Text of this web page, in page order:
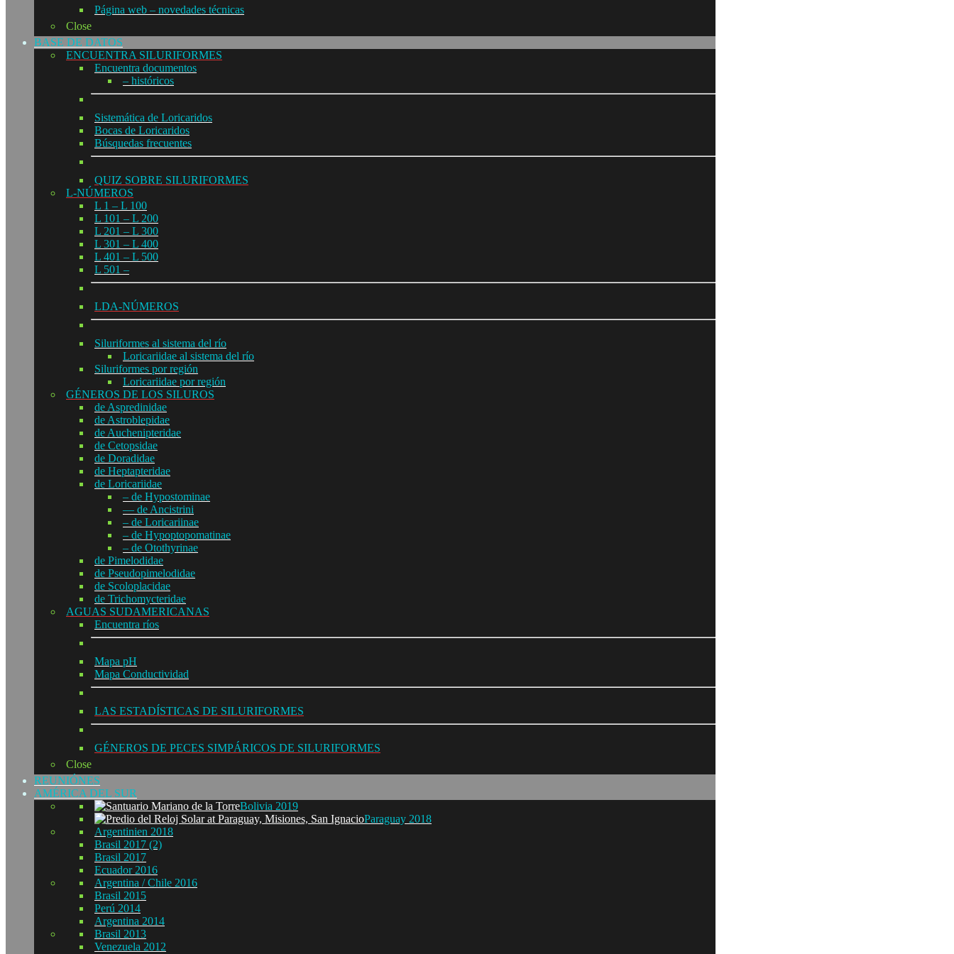
Página web – novedades técnicas
Close
BASE DE DATOS
ENCUENTRA SILURIFORMES
Encuentra documentos
– históricos
Sistemática de Loricaridos
Bocas de Loricaridos
Búsquedas frecuentes
QUIZ SOBRE SILURIFORMES
L-NÚMEROS
L 1 – L 100
L 101 – L 200
L 201 – L 300
L 301 – L 400
L 401 – L 500
L 501 –
LDA-NÚMEROS
Siluriformes al sistema del río
Loricariidae al sistema del río
Siluriformes por región
Loricariidae por región
GÉNEROS DE LOS SILUROS
de Aspredinidae
de Astroblepidae
de Auchenipteridae
de Cetopsidae
de Doradidae
de Heptapteridae
de Loricariidae
– de Hypostominae
— de Ancistrini
– de Loricariinae
– de Hypoptopomatinae
– de Otothyrinae
de Pimelodidae
de Pseudopimelodidae
de Scoloplacidae
de Trichomycteridae
AGUAS SUDAMERICANAS
Encuentra ríos
Mapa pH
Mapa Conductividad
LAS ESTADÍSTICAS DE SILURIFORMES
GÉNEROS DE PECES SIMPÁRICOS DE SILURIFORMES
Close
REUNIÓNES
AMÉRICA DEL SUR
Bolivia 2019
Paraguay 2018
Argentinien 2018
Brasil 2017 (2)
Brasil 2017
Ecuador 2016
Argentina / Chile 2016
Brasil 2015
Perú 2014
Argentina 2014
Brasil 2013
Venezuela 2012